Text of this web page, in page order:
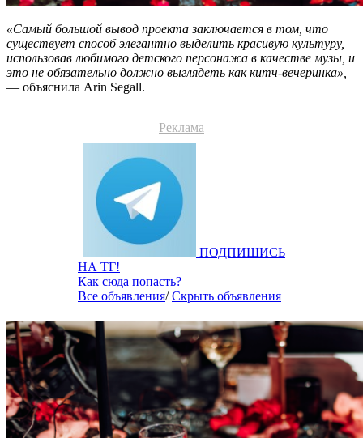
«Самый большой вывод проекта заключается в том, что
существует способ элегантно выделить красивую культуру,
использовав любимого детского персонажа в качестве музы, и
это не обязательно должно выглядеть как китч-вечеринка»,
— объяснила Arin Segall.
Реклама
ПОДПИШИСЬ
НА ТГ!
Как сюда попасть?
Все объявления/Скрыть объявления